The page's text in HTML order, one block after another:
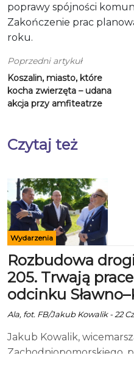
poprawy spójności
Zakończenie prac
roku.
Poprzedni artykuł
Koszalin, miasto, które
kocha zwierzęta – udana
akcja przy amfiteatrze
Czytaj też
Wydarzenia
Rozbudowa
205. Trwają
odcinku
Ala, fot. FB/Jakub Kowalik - 22
Jakub Kowalik,
Zachodniopomorskiego,